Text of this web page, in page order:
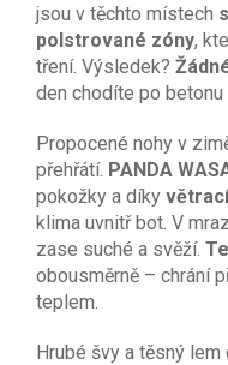
jsou v těchto místech
polstrované zóny,
tření. Výsledek?
den chodíte po
Propocené nohy v
přehřátí. PANDA
pokožky a díky
klima uvnitř bot. V
zase suché a svěží.
obousměrně – chrání
teplem.
Hrubé švy a těsný